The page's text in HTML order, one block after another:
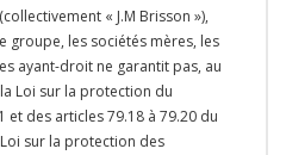
« J.M Brisson »),
groupe, les sociétés mères, les
ayant-droit ne garantit pas, au
Loi sur la protection du
et des articles 79.18 à 79.20 du
sur la protection des